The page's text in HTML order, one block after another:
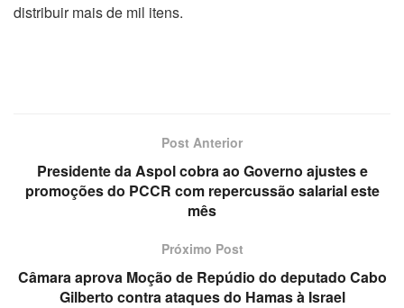
distribuir mais de mil itens.
Post Anterior
Presidente da Aspol cobra ao Governo ajustes e
promoções do PCCR com repercussão salarial este
mês
Próximo Post
Câmara aprova Moção de Repúdio do deputado Cabo
Gilberto contra ataques do Hamas à Israel